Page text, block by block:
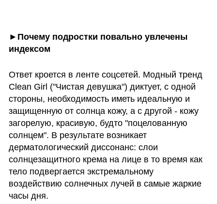
►Почему подростки повально увлечены
индексом
Ответ кроется в ленте соцсетей. Модный тренд
Clean Girl ("Чистая девушка") диктует, с одной
стороны, необходимость иметь идеальную и
защищенную от солнца кожу, а с другой - кожу
загорелую, красивую, будто "поцелованную
солнцем". В результате возникает
дерматологический диссонанс: слои
солнцезащитного крема на лице в то время как
тело подвергается экстремальному
воздействию солнечных лучей в самые жаркие
часы дня.